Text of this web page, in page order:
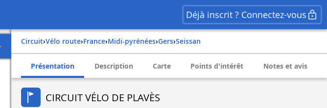
Déjà inscrit ? Connectez-vous
Circuit› Vélo route› france› midi-pyrénées› gers› seissan
Présentation Description Carte Points d'intérêt Notes et avis
CIRCUIT VÉLO DE PLAVÈS